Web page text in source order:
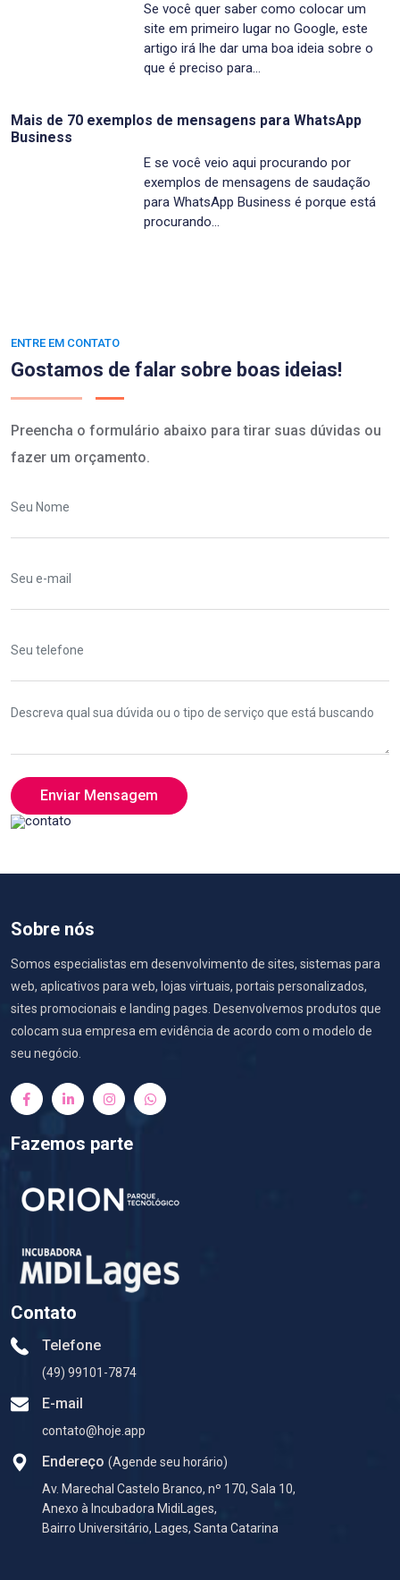
Se você quer saber como colocar um
site em primeiro lugar no Google, este
artigo irá lhe dar uma boa ideia sobre o
que é preciso para…
Mais de 70 exemplos de mensagens para WhatsApp
Business
E se você veio aqui procurando por
exemplos de mensagens de saudação
para WhatsApp Business é porque está
procurando…
ENTRE EM CONTATO
Gostamos de falar sobre boas ideias!
Preencha o formulário abaixo para tirar suas dúvidas ou
fazer um orçamento.
Enviar Mensagem
Sobre nós
Somos especialistas em desenvolvimento de sites, sistemas para
web, aplicativos para web, lojas virtuais, portais personalizados,
sites promocionais e landing pages. Desenvolvemos produtos que
colocam sua empresa em evidência de acordo com o modelo de
seu negócio.
Fazemos parte
Contato
Telefone
(49) 99101-7874
E-mail
contato@hoje.app
Endereço (Agende seu horário)
Av. Marechal Castelo Branco, nº 170, Sala 10,
Anexo à Incubadora MidiLages,
Bairro Universitário, Lages, Santa Catarina